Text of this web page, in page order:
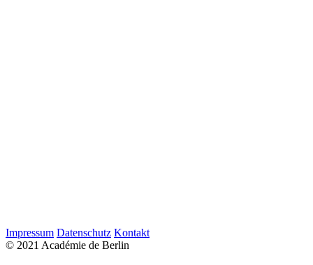
Impressum Datenschutz Kontakt
© 2021 Académie de Berlin